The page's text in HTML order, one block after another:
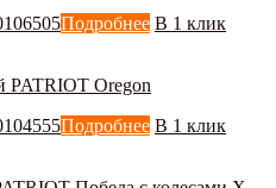
Подробнее В 1 клик
PATRIOT Oregon
Подробнее В 1 клик